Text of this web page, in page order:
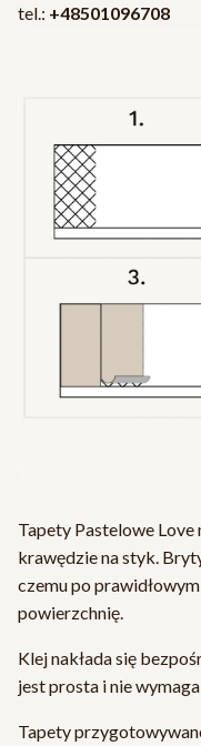
tel.: +48501096708
Tapety Pastelowe Love
krawędzie na styk.
czemu po
powierzchnię.
Klej nakłada się
jest prosta i nie
Tapety